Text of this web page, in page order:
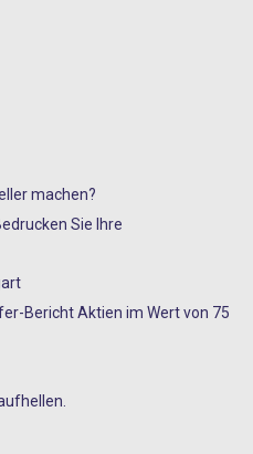
machen?
Sie Ihre
Bericht Aktien im Wert von 75